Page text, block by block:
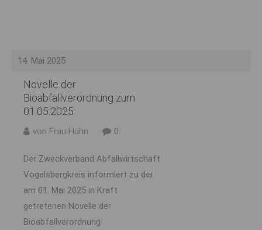
14. Mai 2025
Novelle der
Bioabfallverordnung zum
01.05.2025
von Frau Hühn 0
Der Zweckverband Abfallwirtschaft
Vogelsbergkreis informiert zu der
am 01. Mai 2025 in Kraft
getretenen Novelle der
Bioabfallverordnung